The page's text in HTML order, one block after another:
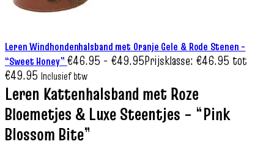
Leren Windhondenhalsband met Oranje Gele & Rode Stenen –
“Sweet Honey” €46.95 - €49.95Prijsklasse: €46.95 tot
€49.95 Inclusief btw
Leren Kattenhalsband met Roze
Bloemetjes & Luxe Steentjes – “Pink
Blossom Bite”